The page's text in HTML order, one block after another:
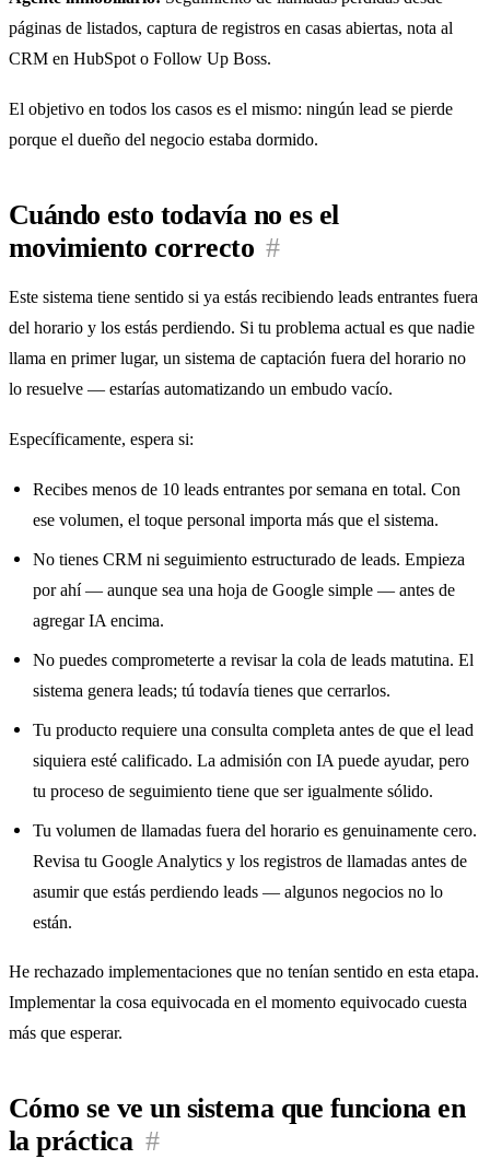
páginas de listados, captura de registros en casas abiertas, nota al
CRM en HubSpot o Follow Up Boss.
El objetivo en todos los casos es el mismo: ningún lead se pierde
porque el dueño del negocio estaba dormido.
Cuándo esto todavía no es el
movimiento correcto #
Este sistema tiene sentido si ya estás recibiendo leads entrantes fuera
del horario y los estás perdiendo. Si tu problema actual es que nadie
llama en primer lugar, un sistema de captación fuera del horario no
lo resuelve — estarías automatizando un embudo vacío.
Específicamente, espera si:
Recibes menos de 10 leads entrantes por semana en total. Con
ese volumen, el toque personal importa más que el sistema.
No tienes CRM ni seguimiento estructurado de leads. Empieza
por ahí — aunque sea una hoja de Google simple — antes de
agregar IA encima.
No puedes comprometerte a revisar la cola de leads matutina. El
sistema genera leads; tú todavía tienes que cerrarlos.
Tu producto requiere una consulta completa antes de que el lead
siquiera esté calificado. La admisión con IA puede ayudar, pero
tu proceso de seguimiento tiene que ser igualmente sólido.
Tu volumen de llamadas fuera del horario es genuinamente cero.
Revisa tu Google Analytics y los registros de llamadas antes de
asumir que estás perdiendo leads — algunos negocios no lo
están.
He rechazado implementaciones que no tenían sentido en esta etapa.
Implementar la cosa equivocada en el momento equivocado cuesta
más que esperar.
Cómo se ve un sistema que funciona en
la práctica #